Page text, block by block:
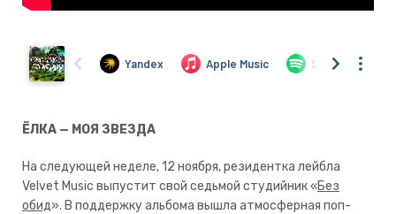
ЁЛКА — МОЯ ЗВЕЗДА
На следующей неделе, 12 ноября, резидентка лейбла
Velvet Music выпустит свой седьмой студийник «Без
обид». В поддержку альбома вышла атмосферная поп-